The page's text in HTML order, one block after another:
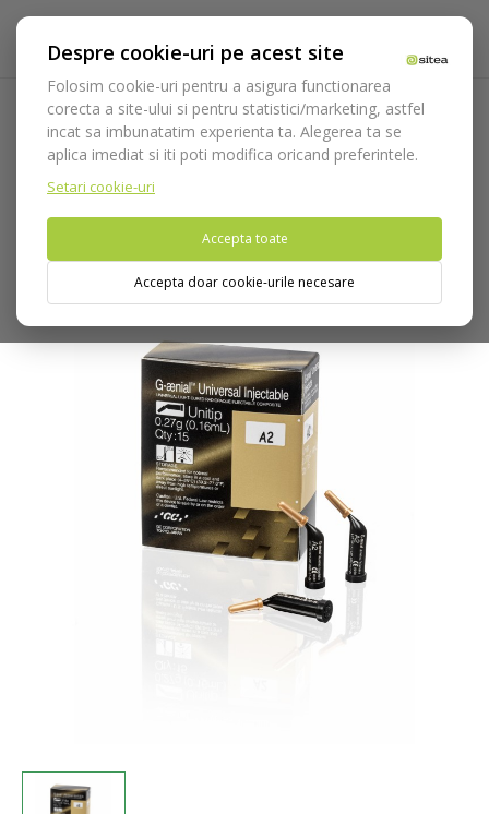
Despre cookie-uri pe acest site
Folosim cookie-uri pentru a asigura functionarea
corecta a site-ului si pentru statistici/marketing, astfel
incat sa imbunatatim experienta ta. Alegerea ta se
aplica imediat si iti poti modifica oricand preferintele.
Setari cookie-uri
Accepta toate
Accepta doar cookie-urile necesare
Acasa Consumabile Restaurare coronara
Compozite
Fotopolimerizabile
GC G-aenial Universal Injectable Unitip
Nu puteti plasa comenzi din tara din care accesati website-ul